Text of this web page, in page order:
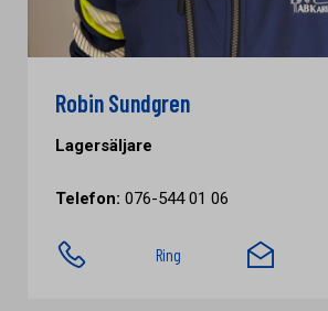
Robin Sundgren
Lagersäljare
Telefon: 076-544 01 06
Ring